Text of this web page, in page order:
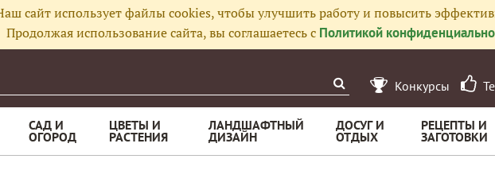
сайт использует файлы cookies, чтобы улучшить работу и повысить
Продолжая использование сайта, вы соглашаетесь с Политикой
Конкурсы
САД И
ОГОРОД
ЦВЕТЫ И
РАСТЕНИЯ
ЛАНДШАФТНЫЙ
ДИЗАЙН
ДОСУГ И
ОТДЫХ
РЕЦЕПТЫ И
ЗАГОТОВКИ